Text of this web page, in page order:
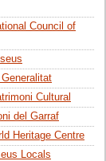
Council of
Cultural
del Garraf
Heritage Centre
Locals